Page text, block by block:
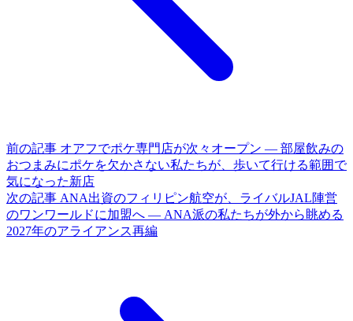
前の記事 オアフでポケ専門店が次々オープン ― 部屋飲みの
おつまみにポケを欠かさない私たちが、歩いて行ける範囲で
気になった新店
次の記事 ANA出資のフィリピン航空が、ライバルJAL陣営
のワンワールドに加盟へ ― ANA派の私たちが外から眺める
2027年のアライアンス再編